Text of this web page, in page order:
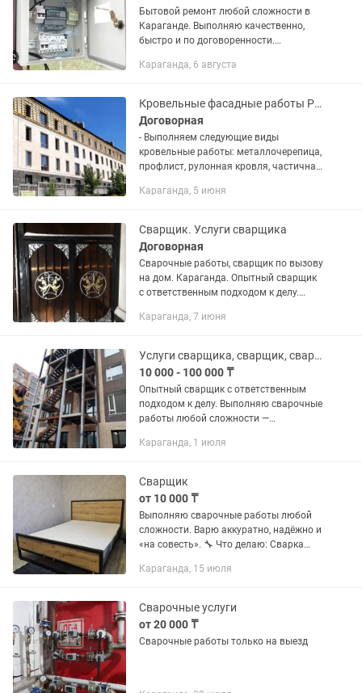
Бытовой ремонт любой сложности в
Караганде. Выполняю качественно,
быстро и по договоренности.
Услуги : 💡Электрика Установка и
Караганда, 6 августа
Кровельные фасадные работы Ремонт крыш. Сварочные работы (Сварка)
Договорная
- Выполняем следующие виды
кровельные работы: металлочерепица,
профлист, рулонная кровля, частичная
системы! - Фасадные работы
Караганда, 5 июня
Сварщик. Услуги сварщика
Договорная
Сварочные работы, сварщик по вызову
на дом. Караганда. Опытный сварщик
с ответственным подходом к делу.
сложности — качественно, надежно и в
Караганда, 7 июня
Услуги сварщика, сварщик, сварочные работы
10 000 - 100 000 ₸
Опытный сварщик с ответственным
подходом к делу. Выполняю сварочные
работы любой сложности —
работ: • Сварка металлоконструкций
Караганда, 1 июля
Сварщик
от 10 000 ₸
Выполняю сварочные работы любой
сложности. Варю аккуратно, надёжно и
«на совесть». 🔧 Что делаю: Сварка
отопление) Профильная труба,
Караганда, 15 июля
Сварочные услуги
от 20 000 ₸
Сварочные работы только на выезд